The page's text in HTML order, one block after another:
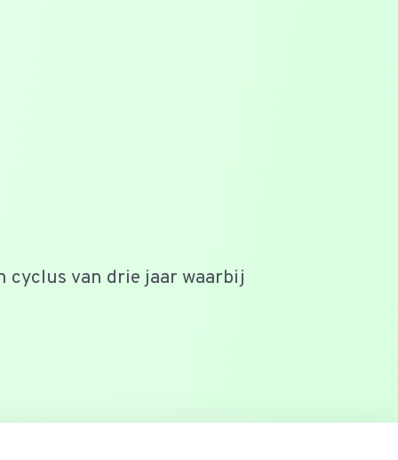
cyclus van drie jaar waarbij